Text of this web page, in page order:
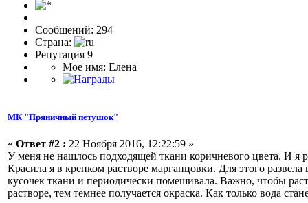
Сообщений: 294
Страна:
Репутация 9
Мое имя: Елена
МК "Пряничный петушок"
« Ответ #2 : 22 Ноября 2016, 12:22:59 »
У меня не нашлось подходящей ткани коричневого цвета. И я
Красила я в крепком растворе марганцовки. Для этого
кусочек ткани и периодически помешивала. Важно, чтобы
растворе, тем темнее получается окраска. Как только вода